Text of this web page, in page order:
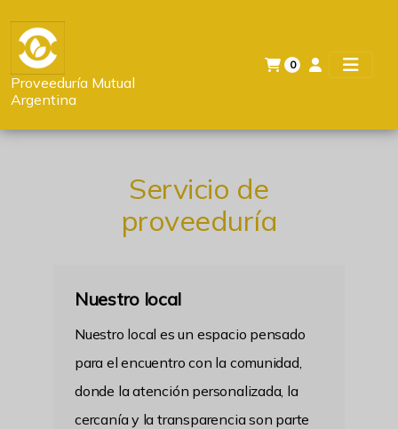
Proveeduría Mutual
Argentina
0
Servicio de
proveeduría
Nuestro local
Nuestro local es un espacio pensado
para el encuentro con la comunidad,
donde la atención personalizada, la
cercanía y la transparencia son parte